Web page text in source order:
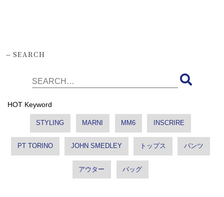
-SEARCH
HOT Keyword
STYLING MARNI MM6 INSCRIRE
PT TORINO JOHN SMEDLEY トップス パンツ
アウター バッグ